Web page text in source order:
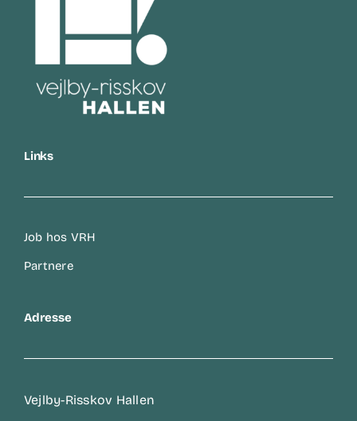
Links
Job hos VRH
Partnere
Adresse
Vejlby-Risskov Hallen